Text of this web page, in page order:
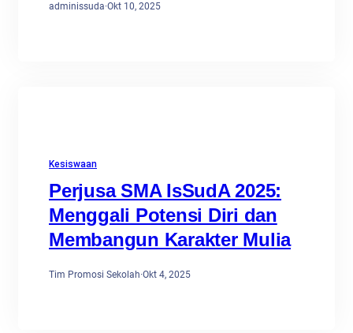
adminissuda·Okt 10, 2025
Kesiswaan
Perjusa SMA IsSudA 2025:
Menggali Potensi Diri dan
Membangun Karakter Mulia
Tim Promosi Sekolah·Okt 4, 2025